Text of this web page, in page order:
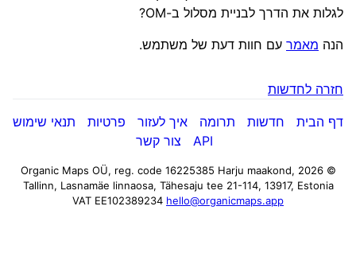
לגלות את הדרך לבניית מסלול ב-OM?
הנה מאמר עם חוות דעת של משתמש.
חזרה לחדשות
דף הבית חדשות תרומה איך לעזור פרטיות
תנאי שימוש
API
צור קשר
© 2026 Organic Maps OÜ, reg. code 16225385
Harju maakond,
Tallinn, Lasnamäe linnaosa, Tähesaju tee 21-114, 13917, Estonia
VAT EE102389234 hello@organicmaps.app